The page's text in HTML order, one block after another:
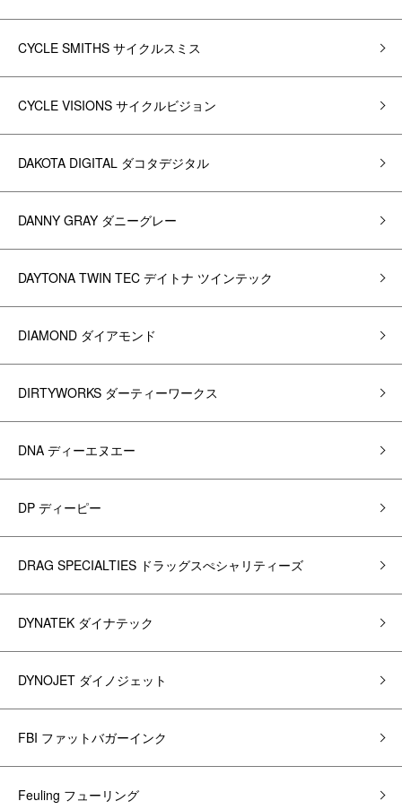
CYCLE SMITHS サイクルスミス
CYCLE VISIONS サイクルビジョン
DAKOTA DIGITAL ダコタデジタル
DANNY GRAY ダニーグレー
DAYTONA TWIN TEC デイトナ ツインテック
DIAMOND ダイアモンド
DIRTYWORKS ダーティーワークス
DNA ディーエヌエー
DP ディーピー
DRAG SPECIALTIES ドラッグスぺシャリティーズ
DYNATEK ダイナテック
DYNOJET ダイノジェット
FBI ファットバガーインク
Feuling フューリング